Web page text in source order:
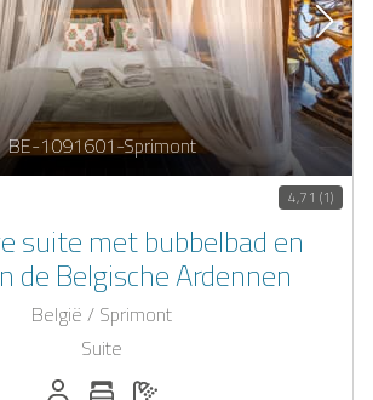
BE-1091601-Sprimont
4,71 (1)
suite met bubbelbad en
de Belgische Ardennen
België / Sprimont
Suite
Personen (max.): 2
Aantal slaapkamers: 1
Aantal badkamers: 1